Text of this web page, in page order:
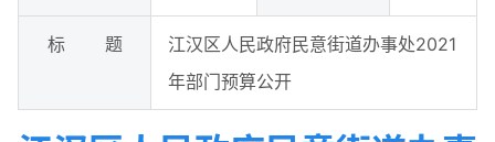
标 题
江汉区人民政府民意街道办事处2021
年部门预算公开